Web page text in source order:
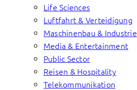
Life Sciences
Luftfahrt & Verteidigung
Maschinenbau & Industrie
Media & Entertainment
Public Sector
Reisen & Hospitality
Telekommunikation